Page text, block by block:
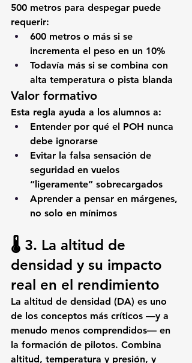
500 metros para despegar puede
requerir:
600 metros o más si se
incrementa el peso en un 10%
Todavía más si se combina con
alta temperatura o pista blanda
Valor formativo
Esta regla ayuda a los alumnos a:
Entender por qué el POH nunca
debe ignorarse
Evitar la falsa sensación de
seguridad en vuelos
“ligeramente” sobrecargados
Aprender a pensar en márgenes,
no solo en mínimos
🌡️ 3. La altitud de
densidad y su impacto
real en el rendimiento
La altitud de densidad (DA) es uno
de los conceptos más críticos —y a
menudo menos comprendidos— en
la formación de pilotos. Combina
altitud, temperatura y presión, y